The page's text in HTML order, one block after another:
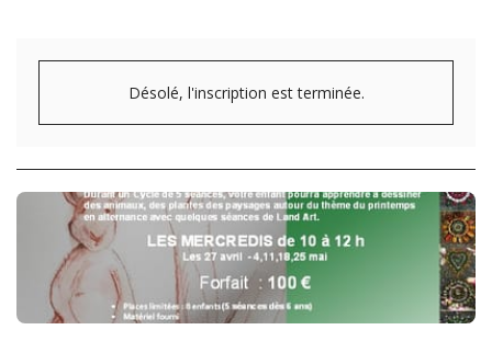
Désolé, l'inscription est terminée.